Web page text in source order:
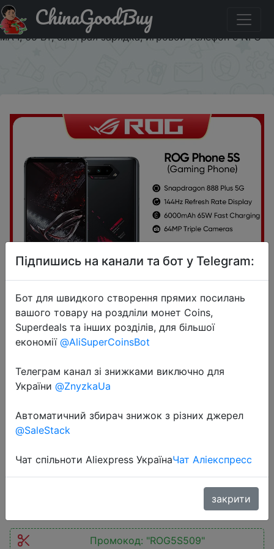
Купити по знижці ROG5S509 ASUS ROG Phone 5S 5 S,
Snapdragon 888 Plus, 6,78 дюйма, 144 Гц, AMOLED, 6000
мАч, 65 Вт, быстрая зарядка, игровой телефон с NFC
ChinaGoodBuy
ASUS ROG Phone 5S 5 S,
Snapdragon 888 Plus, 6,78 дюйма,
144 Гц, AMOLED, 6000 мАч, 65 Вт,
быстрая зарядка, игровой
Промокод: "ROG5S509"
Підпишись на канали та бот у Telegram:
Бот для швидкого створення прямих посилань
вашого товару на роздліли монет Coins,
Superdeals та інших розділів, для більшої
економії @AliSuperCoinsBot
Телеграм канал зі знижками виключно для
України @ZnyzkaUa
Автоматичний збирач знижок з різних джерел
@SaleStack
Чат спільноти Aliexpress УкраїнаЧат Аліекспресс
закрити